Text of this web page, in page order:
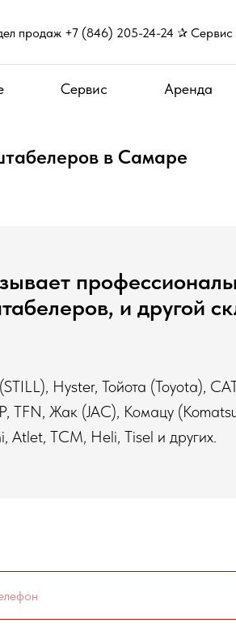
продаж +7 (846) 205-24-24 ✰ Сервис
Сервис Аренда
в Самаре
и другой
Hyster, Тойота (Toyota),
Жак (JAC), Комацу
TCM, Heli, Tisel и других.